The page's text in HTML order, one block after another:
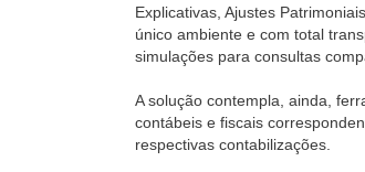
Explicativas, Ajustes
único ambiente e com total
simulações para consultas
A solução contempla, ainda,
contábeis e fiscais
respectivas contabilizações.